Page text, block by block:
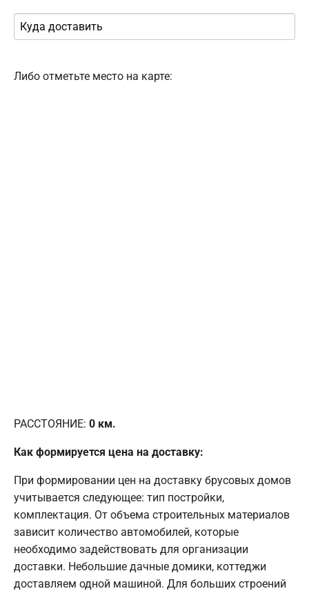
Либо отметьте место на карте:
РАССТОЯНИЕ: 0 км.
Как формируется цена на доставку:
При формировании цен на доставку брусовых домов
учитывается следующее: тип постройки,
комплектация. От объема строительных материалов
зависит количество автомобилей, которые
необходимо задействовать для организации
доставки. Небольшие дачные домики, коттеджи
доставляем одной машиной. Для больших строений